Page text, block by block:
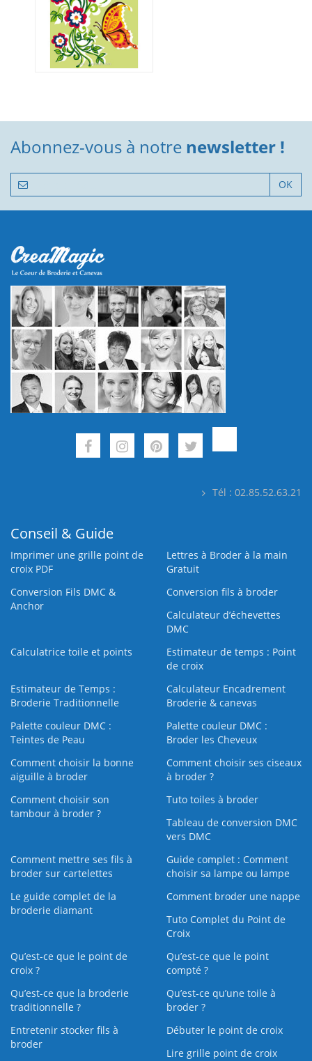
Abonnez-vous à notre newsletter !
OK
Tél : 02.85.52.63.21
Conseil & Guide
Imprimer une grille point de
croix PDF
Lettres à Broder à la main
Gratuit
Conversion Fils DMC &
Anchor
Conversion fils à broder
Calculateur d’échevettes
DMC
Calculatrice toile et points
Estimateur de temps : Point
de croix
Estimateur de Temps :
Broderie Traditionnelle
Calculateur Encadrement
Broderie & canevas
Palette couleur DMC :
Teintes de Peau
Palette couleur DMC :
Broder les Cheveux
Comment choisir la bonne
aiguille à broder
Comment choisir ses ciseaux
à broder ?
Comment choisir son
tambour à broder ?
Tuto toiles à broder
Tableau de conversion DMC
vers DMC
Comment mettre ses fils à
broder sur cartelettes
Guide complet : Comment
choisir sa lampe ou lampe
Le guide complet de la
broderie diamant
Comment broder une nappe
Tuto Complet du Point de
Croix
Qu’est-ce que le point de
croix ?
Qu’est-ce que le point
compté ?
Qu’est-ce que la broderie
traditionnelle ?
Qu’est‑ce qu’une toile à
broder ?
Entretenir stocker fils à
broder
Débuter le point de croix
Lire grille point de croix